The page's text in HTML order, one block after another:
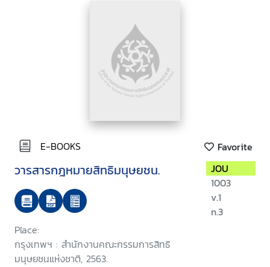
E-BOOKS Favorite
วารสารกฎหมายสิทธิมนุษยชน.
Place:
กรุงเทพฯ : สำนักงานคณะกรรมการสิทธิ
มนุษยชนแห่งชาติ, 2563.
JOU
1003
v.1
n.3